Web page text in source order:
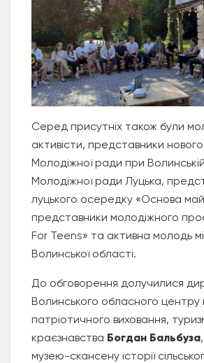
Серед присутніх також були
активісти, представники
Молодіжної ради при
Молодіжної ради Луцька,
луцького осередку «Основа
представники молодіжного
For Teens» та активна молодь
Волинської області.
До обговорення долучилися
Волинського обласного центру
патріотичного виховання,
краєзнавства Богдан Бальбуза
музею-скансену історії